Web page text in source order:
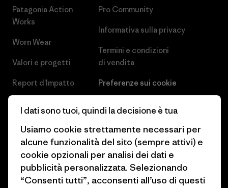
Patagonia Action
Works
Worn Wear
Valori e progetti
Report d’Impatto
Obiettivi climatici
1% For The Planet
Come finanziamo
Buoni regalo
Pro Community
Informativa sulla privacy
Termini e condizioni
di vendita
Preferenze sui cookie
Industry program
Programma di affiliazione
Patagonia Svizzera Mappa del
I dati sono tuoi, quindi la decisione è tua
Usiamo cookie strettamente necessari per
alcune funzionalità del sito (sempre attivi) e
cookie opzionali per analisi dei dati e
pubblicità personalizzata. Selezionando
“Consenti tutti”, acconsenti all’uso di questi